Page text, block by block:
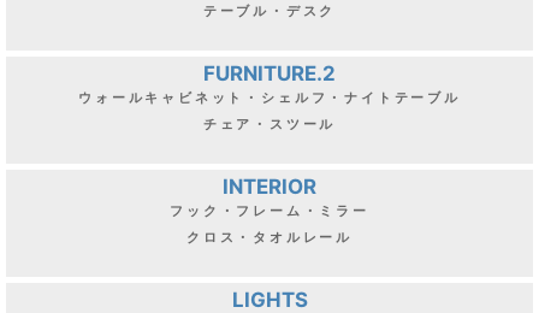
テーブル・デスク
FURNITURE.2
ウォールキャビネット・シェルフ・ナイトテーブル
チェア・スツール
INTERIOR
フック・フレーム・ミラー
クロス・タオルレール
LIGHTS